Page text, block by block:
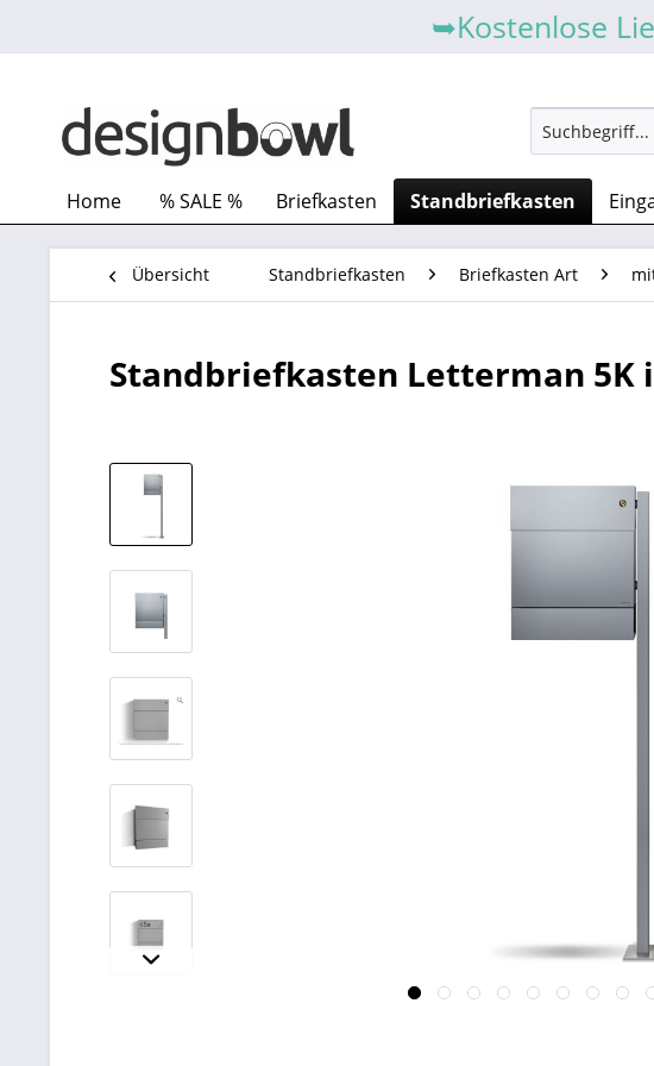
➥Kostenlose
Home % SALE % Briefkasten Standbriefkasten
Übersicht Standbriefkasten Briefkasten Art
Standbriefkasten Letterman 5K